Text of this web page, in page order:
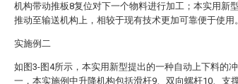
机构带动推板8复位对下一个物料进行加工；本实用新
推动至输送机构上，相较于现有技术更加可靠便于使用。
实施例二
如图3-图4所示，本实用新型提出的一种自动上下料的
一，本实施例中升降机构包括滑杆9、双向螺杆10、支